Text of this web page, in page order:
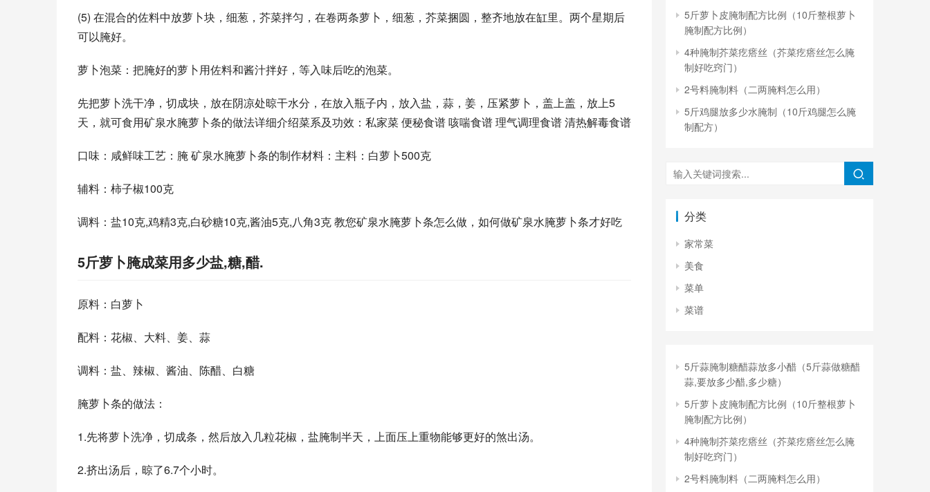
(5) 在混合的佐料中放萝卜块，细葱，芥菜拌匀，在卷两条萝卜，细葱，芥菜捆圆，整齐地放在缸里。两个星期后
可以腌好。
萝卜泡菜：把腌好的萝卜用佐料和酱汁拌好，等入味后吃的泡菜。
先把萝卜洗干净，切成块，放在阴凉处晾干水分，在放入瓶子内，放入盐，蒜，姜，压紧萝卜，盖上盖，放上5
口味：咸鲜味工艺：腌 矿泉水腌萝卜条的制作材料：主料：白萝卜500克
辅料：柿子椒100克
调料：盐10克,鸡精3克,白砂糖10克,酱油5克,八角3克 教您矿泉水腌萝卜条怎么做，如何做矿泉水腌萝卜条才好吃
5斤萝卜腌成菜用多少盐,糖,醋.
原料：白萝卜
配料：花椒、大料、姜、蒜
调料：盐、辣椒、酱油、陈醋、白糖
腌萝卜条的做法：
1.先将萝卜洗净，切成条，然后放入几粒花椒，盐腌制半天，上面压上重物能够更好的煞出汤。
2.挤出汤后，晾了6.7个小时。
5斤萝卜皮腌制配方比例（10斤整根萝卜
腌制配方比例）
4种腌制芥菜疙瘩丝（芥菜疙瘩丝怎么腌
制好吃窍门）
2号料腌制料（二两腌料怎么用）
5斤鸡腿放多少水腌制（10斤鸡腿怎么腌
制配方）
分类
家常菜
美食
菜单
菜谱
5斤蒜腌制糖醋蒜放多小醋（5斤蒜做糖醋
蒜,要放多少醋,多少糖）
5斤萝卜皮腌制配方比例（10斤整根萝卜
腌制配方比例）
4种腌制芥菜疙瘩丝（芥菜疙瘩丝怎么腌
制好吃窍门）
2号料腌制料（二两腌料怎么用）